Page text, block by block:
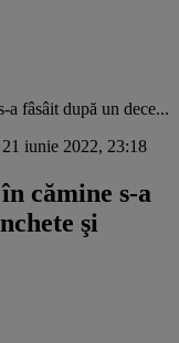
a fâsâit după un dece...
iunie 2022, 23:18
cămine s-a
şi